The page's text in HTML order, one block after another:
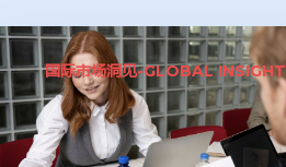
国际市场洞见-GLOBAL INSIGHT